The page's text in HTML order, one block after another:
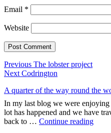
Email *
Website
Post
navigation
Previous Previous
post:
The lobster project
Next Next
Codrington
A quarter of the way round the
In my last blog we were
lot has happened and we have
back to … Continue reading"A